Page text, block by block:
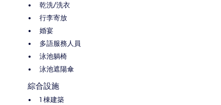
乾洗/洗衣
行李寄放
婚宴
多語服務人員
泳池躺椅
泳池遮陽傘
綜合設施
1 棟建築